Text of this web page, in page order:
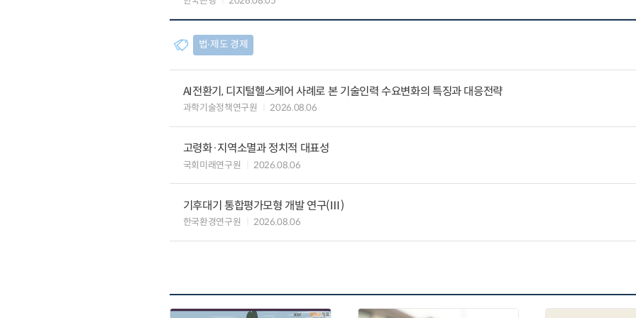
법∙제도 경제
AI전환기, 디지털헬스케어 사례로 본 기술인력 수요변화의 특징과 대응전략
과학기술정책연구원 2026.08.06
고령화·지역소멸과 정치적 대표성
국회미래연구원 2026.08.06
기후대기 통합평가모형 개발 연구(Ⅲ)
한국환경연구원 2026.08.06